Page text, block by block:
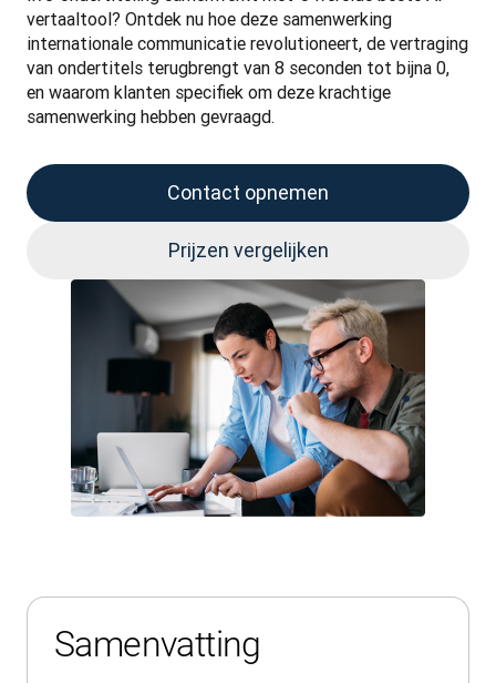
vertaaltool? Ontdek nu hoe deze samenwerking
internationale communicatie revolutioneert, de vertraging
van ondertitels terugbrengt van 8 seconden tot bijna 0,
en waarom klanten specifiek om deze krachtige
samenwerking hebben gevraagd.
Contact opnemen
Prijzen vergelijken
Samenvatting